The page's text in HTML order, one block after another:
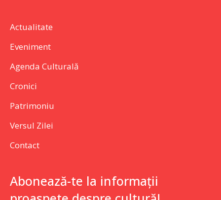
Actualitate
Eveniment
Agenda Culturală
Cronici
Patrimoniu
Versul Zilei
Contact
Abonează-te la informații